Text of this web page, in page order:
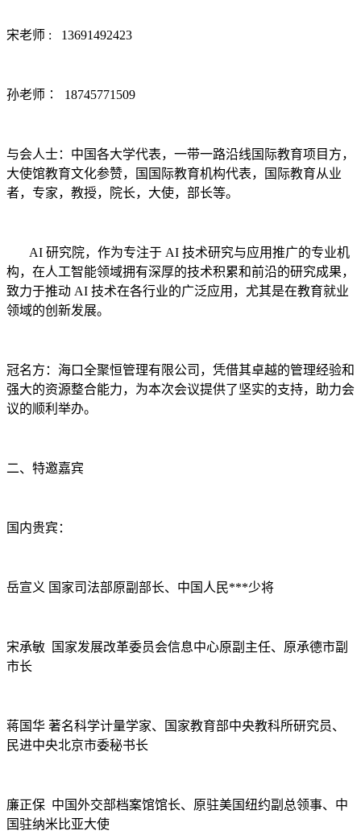
宋老师 : 13691492423
孙老师∶ 18745771509
与会人士：中国各大学代表，一带一路沿线国际教育项目方，
大使馆教育文化参赞，国国际教育机构代表，国际教育从业
者，专家，教授，院长，大使，部长等。
AI 研究院，作为专注于 AI 技术研究与应用推广的专业机
构，在人工智能领域拥有深厚的技术积累和前沿的研究成果，
致力于推动 AI 技术在各行业的广泛应用，尤其是在教育就业
领域的创新发展。
冠名方：海口全聚恒管理有限公司，凭借其卓越的管理经验和
强大的资源整合能力，为本次会议提供了坚实的支持，助力会
议的顺利举办。
二、特邀嘉宾
国内贵宾：
岳宣义 国家司法部原副部长、中国人民***少将
宋承敏 国家发展改革委员会信息中心原副主任、原承德市副
市长
蒋国华 著名科学计量学家、国家教育部中央教科所研究员、
民进中央北京市委秘书长
廉正保 中国外交部档案馆馆长、原驻美国纽约副总领事、中
国驻纳米比亚大使